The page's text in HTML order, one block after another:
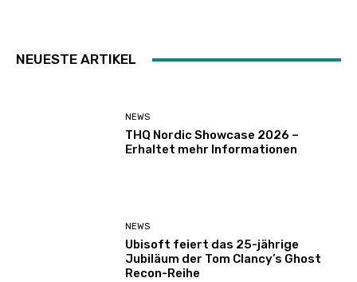
NEUESTE ARTIKEL
NEWS
THQ Nordic Showcase 2026 –
Erhaltet mehr Informationen
NEWS
Ubisoft feiert das 25-jährige
Jubiläum der Tom Clancy’s Ghost
Recon-Reihe